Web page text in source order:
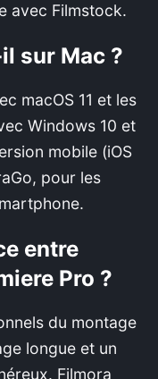
avec Filmstock.
sur Mac ?
macOS 11 et les
Windows 10 et
mobile (iOS
pour les
entre
Pro ?
du montage
longue et un
Filmora